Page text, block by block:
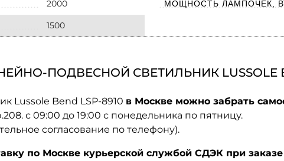
2000
1500
МОЩНОСТЬ ЛАМПОЧЕК,
ПОДВЕСНОЙ СВЕТИЛЬНИК LUSSOLE
Lussole Bend LSP-8910 в Москве можно забрать
с 09:00 до 19:00 с понедельника по пятницу.
согласование по телефону).
по Москве курьерской службой СДЭК при заказе